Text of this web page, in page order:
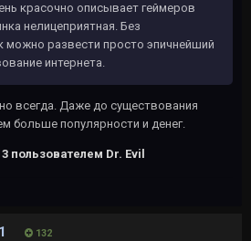
красочно описывает геймеров
нелицеприятная. Без
можно развести просто эпичнейший
интернета.
всегда. Даже до существования
больше популярности и денег.
пользователем Dr. Evil
132